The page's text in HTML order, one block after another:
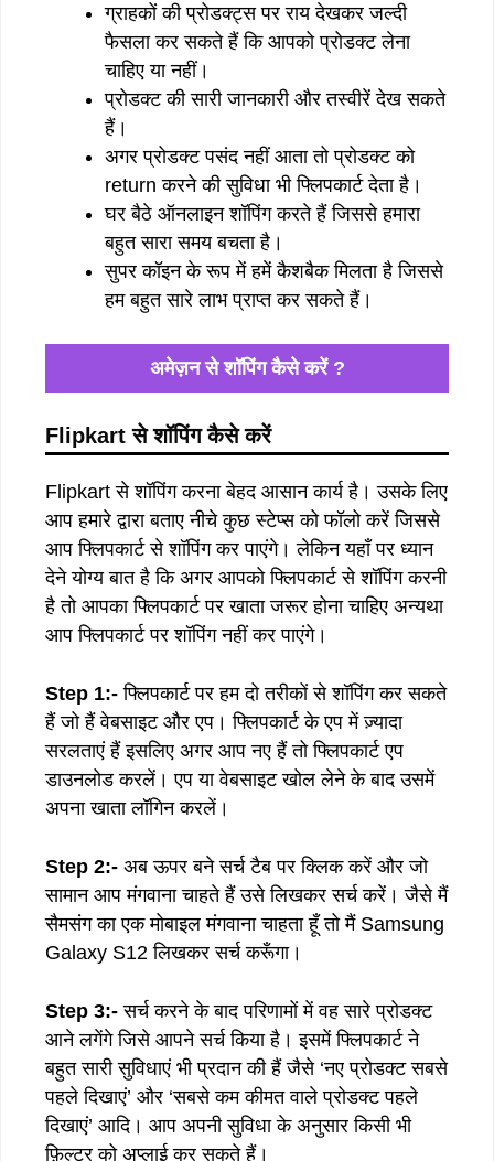
ग्राहकों की प्रोडक्ट्स पर राय देखकर जल्दी
फैसला कर सकते हैं कि आपको प्रोडक्ट लेना
चाहिए या नहीं।
प्रोडक्ट की सारी जानकारी और तस्वीरें देख सकते
हैं।
अगर प्रोडक्ट पसंद नहीं आता तो प्रोडक्ट को
return करने की सुविधा भी फ्लिपकार्ट देता है।
घर बैठे ऑनलाइन शॉपिंग करते हैं जिससे हमारा
बहुत सारा समय बचता है।
सुपर कॉइन के रूप में हमें कैशबैक मिलता है जिससे
हम बहुत सारे लाभ प्राप्त कर सकते हैं।
अमेज़न से शॉपिंग कैसे करें ?
Flipkart से शॉपिंग कैसे करें
Flipkart से शॉपिंग करना बेहद आसान कार्य है। उसके लिए
आप हमारे द्वारा बताए नीचे कुछ स्टेप्स को फॉलो करें जिससे
आप फ्लिपकार्ट से शॉपिंग कर पाएंगे। लेकिन यहाँ पर ध्यान
देने योग्य बात है कि अगर आपको फ्लिपकार्ट से शॉपिंग करनी
है तो आपका फ्लिपकार्ट पर खाता जरूर होना चाहिए अन्यथा
आप फ्लिपकार्ट पर शॉपिंग नहीं कर पाएंगे।
Step 1:- फ्लिपकार्ट पर हम दो तरीकों से शॉपिंग कर सकते
हैं जो हैं वेबसाइट और एप। फ्लिपकार्ट के एप में ज़्यादा
सरलताएं हैं इसलिए अगर आप नए हैं तो फ्लिपकार्ट एप
डाउनलोड करलें। एप या वेबसाइट खोल लेने के बाद उसमें
अपना खाता लॉगिन करलें।
Step 2:- अब ऊपर बने सर्च टैब पर क्लिक करें और जो
सामान आप मंगवाना चाहते हैं उसे लिखकर सर्च करें। जैसे मैं
सैमसंग का एक मोबाइल मंगवाना चाहता हूँ तो मैं Samsung
Galaxy S12 लिखकर सर्च करूँगा।
Step 3:- सर्च करने के बाद परिणामों में वह सारे प्रोडक्ट
आने लगेंगे जिसे आपने सर्च किया है। इसमें फ्लिपकार्ट ने
बहुत सारी सुविधाएं भी प्रदान की हैं जैसे ‘नए प्रोडक्ट सबसे
पहले दिखाएं’ और ‘सबसे कम कीमत वाले प्रोडक्ट पहले
दिखाएं’ आदि। आप अपनी सुविधा के अनुसार किसी भी
फ़िल्टर को अप्लाई कर सकते हैं।